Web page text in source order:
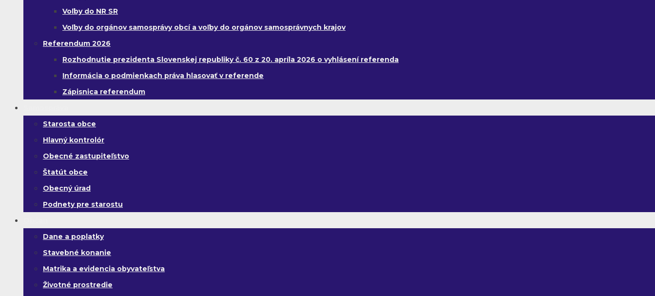
Voľby do NR SR
Voľby do orgánov samosprávy obcí a voľby do orgánov samosprávnych krajov
Referendum 2026
Rozhodnutie prezidenta Slovenskej republiky č. 60 z 20. apríla 2026 o vyhlásení referenda
Informácia o podmienkach práva hlasovať v referende
Zápisnica referendum
Starosta obce
Hlavný kontrolór
Obecné zastupiteľstvo
Štatút obce
Obecný úrad
Podnety pre starostu
Dane a poplatky
Stavebné konanie
Matrika a evidencia obyvateľstva
Životné prostredie